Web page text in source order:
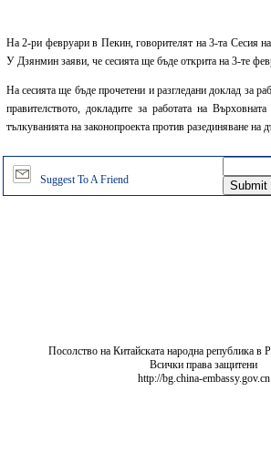
На 2-ри февруари в Пекин, говорителят на 3-та Сесия
У Дзянмин заяви, че сесията ще бъде открита на 3-те
На сесията ще бъде прочетени и разгледани доклад за
правителството, докладите за работата на
тълкуванията на законопроекта против разединяване на
Suggest To A Friend
Посолство на Китайската народна република в
Всички права защитени
http://bg.china-embassy.gov.cn